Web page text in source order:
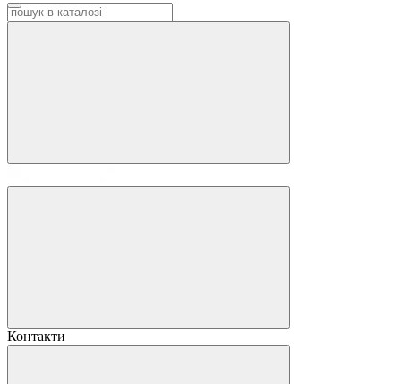
Контакти